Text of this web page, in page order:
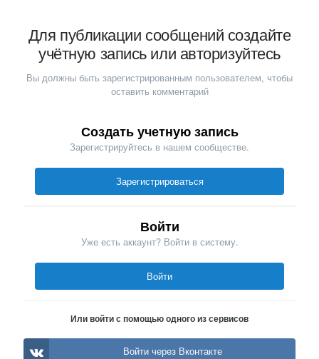
Для публикации сообщений создайте
учётную запись или авторизуйтесь
Вы должны быть зарегистрированным пользователем, чтобы
оставить комментарий
Создать учетную запись
Зарегистрируйтесь в нашем сообществе.
Зарегистрироваться
Войти
Уже есть аккаунт? Войти в систему.
Войти
Или войти с помощью одного из сервисов
Войти через Вконтакте